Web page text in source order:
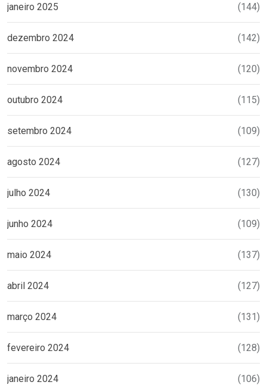
janeiro 2025 (144)
dezembro 2024 (142)
novembro 2024 (120)
outubro 2024 (115)
setembro 2024 (109)
agosto 2024 (127)
julho 2024 (130)
junho 2024 (109)
maio 2024 (137)
abril 2024 (127)
março 2024 (131)
fevereiro 2024 (128)
janeiro 2024 (106)